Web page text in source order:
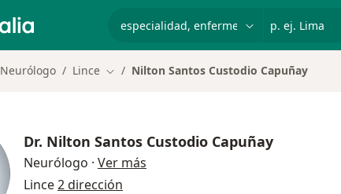
Neurólogo Lince Cambiar de ciudad
Nilton Santos Custodio Capuñay
Dr. Nilton Santos Custodio Capuñay
Neurólogo · Ver más
Lince2 dirección